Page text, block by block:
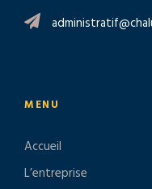
MENU
Accueil
L’entreprise